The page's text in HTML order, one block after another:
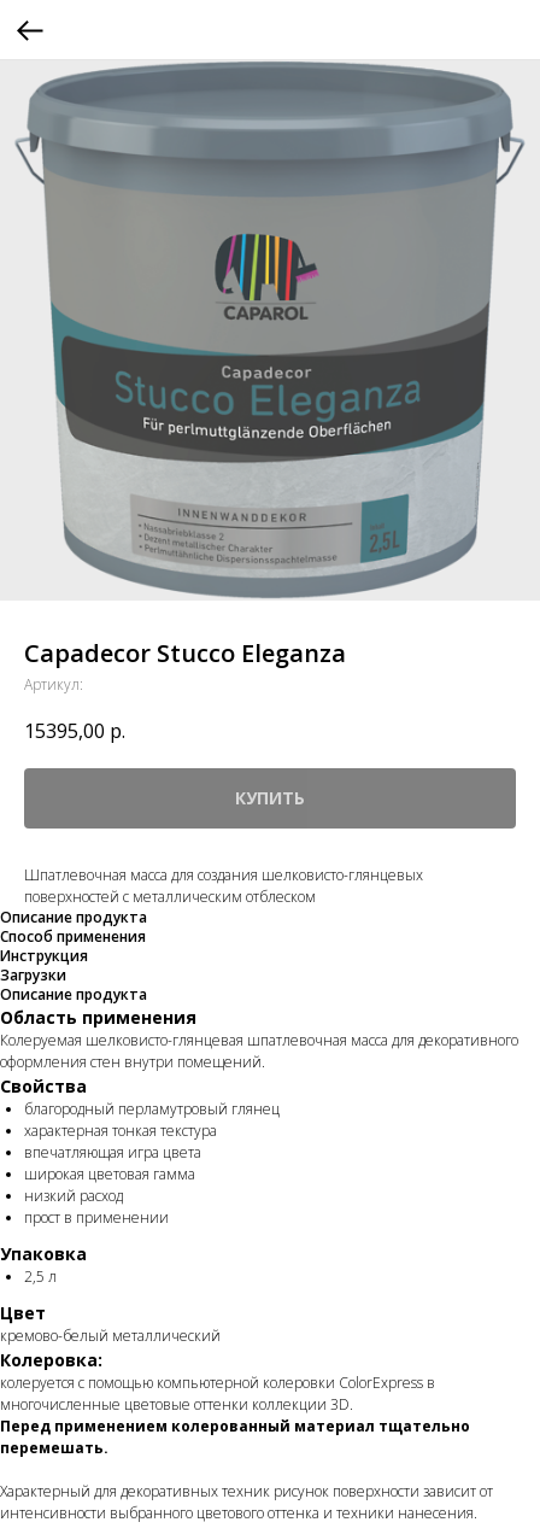
Capadecor Stucco Eleganza
Артикул:
15395,00 р.
КУПИТЬ
Шпатлевочная маcса для создания шелковисто-глянцевых
поверхностей с металлическим отблеском
Описание продукта
Способ применения
Инструкция
Загрузки
Описание продукта
Область применения
Колеруемая шелковисто-глянцевая шпатлевочная масса для декоративного
оформления стен внутри помещений.
Свойства
благородный перламутровый глянец
характерная тонкая текстура
впечатляющая игра цвета
широкая цветовая гамма
низкий расход
прост в применении
Упаковка
2,5 л
Цвет
кремово-белый металлический
Колеровка:
колеруется c помощью компьютерной колеровки ColorExpress в
многочисленные цветовые оттенки коллекции 3D.
Перед применением колерованный материал тщательно
перемешать.
Характерный для декоративных техник рисунок поверхности зависит от
интенсивности выбранного цветового оттенка и техники нанесения.